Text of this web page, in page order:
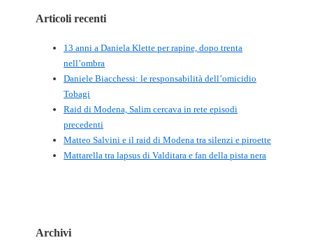
Articoli recenti
13 anni a Daniela Klette per rapine, dopo trenta
nell’ombra
Daniele Biacchessi: le responsabilità dell’omicidio
Tobagi
Raid di Modena, Salim cercava in rete episodi
precedenti
Matteo Salvini e il raid di Modena tra silenzi e piroette
Mattarella tra lapsus di Valditara e fan della pista nera
Archivi